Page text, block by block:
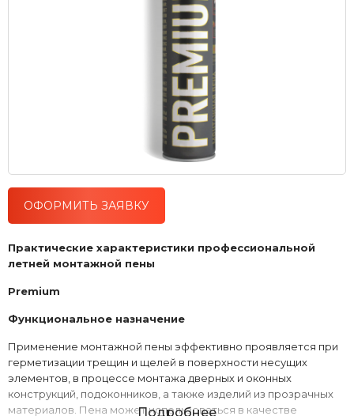
ОФОРМИТЬ ЗАЯВКУ
Практические характеристики профессиональной
летней монтажной пены
Premium
Функциональное назначение
Применение монтажной пены эффективно проявляется при
герметизации трещин и щелей в поверхности несущих
элементов, в процессе монтажа дверных и оконных
конструкций, подоконников, а также изделий из прозрачных
материалов. Пена может использоваться в качестве